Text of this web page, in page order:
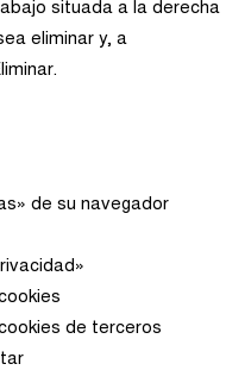
situada a la derecha
eliminar y, a
de su navegador
de terceros